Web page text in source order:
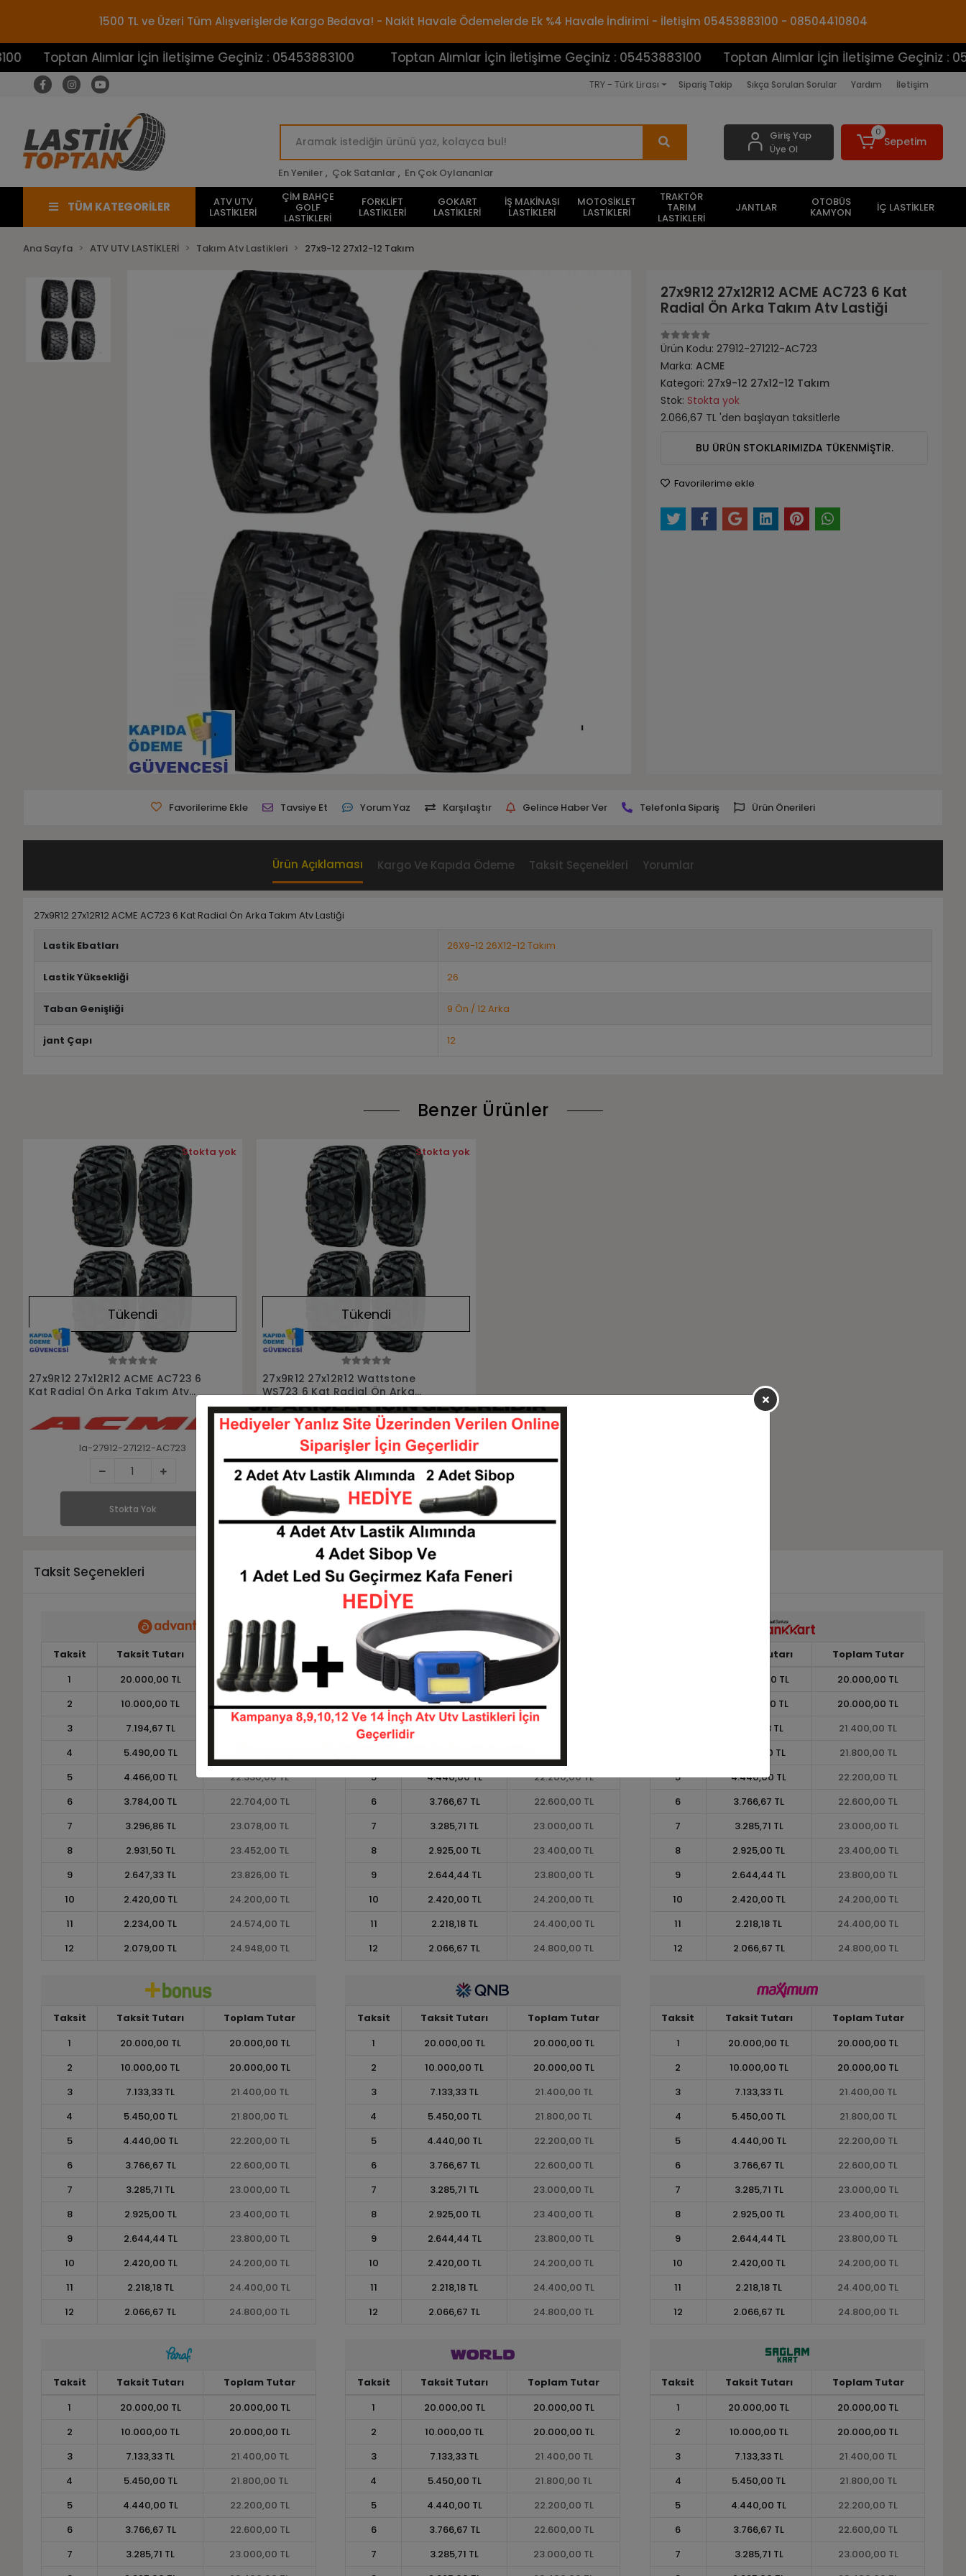
1500 TL ve Üzeri Tüm Alışverişlerde Kargo Bedava! - Nakit Havale Ödemelerde Ek %4 Havale İndirimi - İletişim 05453883100 - 08504410804
Toptan Alımlar İçin İletişime Geçiniz : 05453883100 Toptan Alımlar İçin İletişime Geçiniz : 05453883100 Toptan Alımlar İçin İletişime Geçiniz :
TRY - Türk Lirası Sipariş Takip Sıkça Sorulan Sorular Yardım İletişim
En Yeniler , Çok Satanlar , En Çok Oylananlar
Giriş Yap
Üye Ol
0
Sepetim
TÜM KATEGORİLER ATV UTV
LASTİKLERİ
ÇİM BAHÇE
GOLF
LASTİKLERİ
FORKLİFT
LASTİKLERİ
GOKART
LASTİKLERİ
İŞ MAKİNASI
LASTİKLERİ
MOTOSİKLET
LASTİKLERİ
TRAKTÖR
TARIM
LASTİKLERİ
JANTLAR OTOBÜS
KAMYON İÇ LASTİKLER
Ana Sayfa ATV UTV LASTİKLERİ Takım Atv Lastikleri 27x9-12 27x12-12 Takım
27x9R12 27x12R12 ACME AC723 6 Kat
Radial Ön Arka Takım Atv Lastiği
Ürün Kodu:27912-271212-AC723
Marka:ACME
Kategori: 27x9-12 27x12-12 Takım
Stok: Stokta yok
2.066,67 TL 'den başlayan taksitlerle
BU ÜRÜN STOKLARIMIZDA TÜKENMİŞTİR.
Favorilerime ekle
Favorilerime Ekle Tavsiye Et Yorum Yaz Karşılaştır Gelince Haber Ver Telefonla Sipariş Ürün Önerileri
Ürün Açıklaması Kargo Ve Kapıda Ödeme Taksit Seçenekleri Yorumlar
27x9R12 27x12R12 ACME AC723 6 Kat Radial Ön Arka Takım Atv Lastiği
Lastik Ebatları 26X9-12 26X12-12 Takım
Lastik Yüksekliği 26
Taban Genişliği 9 Ön / 12 Arka
jant Çapı 12
Benzer Ürünler
Stokta Yok
Tükendi
27x9R12 27x12R12 ACME AC723 6
Kat Radial Ön Arka Takım Atv
la-27912-271212-AC723
Stok:Stokta yok
Stokta Yok
Stokta Yok
Tükendi
27x9R12 27x12R12 Wattstone
WS723 6 Kat Radial Ön Arka
Takım Atv Lastiği
27912-271212-WS723
Stok:Stokta yok
Stokta Yok
Taksit Seçenekleri
Taksit Taksit Tutarı
Toplam Tutar
1
20.000,00 TL
20.000,00 TL
2
10.000,00 TL
20.000,00 TL
3
7.194,67 TL
21.584,00 TL
4
5.490,00 TL
5
4.466,00 TL
22.330,00 TL
6
3.784,00 TL
22.704,00 TL
7
3.296,86 TL
23.078,00 TL
8
2.931,50 TL
23.452,00 TL
9
2.647,33 TL
23.826,00 TL
10
2.420,00 TL
24.200,00 TL
11
2.234,00 TL
24.574,00 TL
12
2.079,00 TL 24.948,00 TL
Taksit Taksit Tutarı
Toplam Tutar
1
20.000,00 TL
20.000,00 TL
2
10.000,00 TL
20.000,00 TL
3
5
4.440,00 TL
22.200,00 TL
6
3.766,67 TL
22.600,00 TL
7
3.285,71 TL
23.000,00 TL
8
2.925,00 TL
23.400,00 TL
9
2.644,44 TL
23.800,00 TL
10
2.420,00 TL
24.200,00 TL
11
2.218,18 TL
24.400,00 TL
12
2.066,67 TL 24.800,00 TL
Taksit Tutarı
Toplam Tutar
20.000,00 TL
20.000,00 TL
10.000,00 TL
20.000,00 TL
7.133,33 TL
21.400,00 TL
5.450,00 TL
21.800,00 TL
5
4.440,00 TL
22.200,00 TL
6
3.766,67 TL
22.600,00 TL
7
3.285,71 TL
23.000,00 TL
8
2.925,00 TL
23.400,00 TL
9
2.644,44 TL
23.800,00 TL
10
2.420,00 TL
24.200,00 TL
11
2.218,18 TL
24.400,00 TL
12
2.066,67 TL 24.800,00 TL
Taksit Taksit Tutarı
Toplam Tutar
1
20.000,00 TL
20.000,00 TL
2
10.000,00 TL
20.000,00 TL
3
7.133,33 TL
21.400,00 TL
4
5.450,00 TL
21.800,00 TL
5
4.440,00 TL
22.200,00 TL
6
3.766,67 TL
22.600,00 TL
7
3.285,71 TL
23.000,00 TL
8
2.925,00 TL
23.400,00 TL
9
2.644,44 TL
23.800,00 TL
10
2.420,00 TL
24.200,00 TL
11
2.218,18 TL
24.400,00 TL
12
2.066,67 TL 24.800,00 TL
Taksit Taksit Tutarı
Toplam Tutar
1
20.000,00 TL
20.000,00 TL
2
10.000,00 TL
20.000,00 TL
3
7.133,33 TL
21.400,00 TL
4
5.450,00 TL
21.800,00 TL
5
4.440,00 TL
22.200,00 TL
6
3.766,67 TL
22.600,00 TL
7
3.285,71 TL
23.000,00 TL
8
2.925,00 TL
23.400,00 TL
9
2.644,44 TL
23.800,00 TL
10
2.420,00 TL
24.200,00 TL
11
2.218,18 TL
24.400,00 TL
12
2.066,67 TL 24.800,00 TL
Taksit Taksit Tutarı
Toplam Tutar
1
20.000,00 TL
20.000,00 TL
2
10.000,00 TL
20.000,00 TL
3
7.133,33 TL
21.400,00 TL
4
5.450,00 TL
21.800,00 TL
5
4.440,00 TL
22.200,00 TL
6
3.766,67 TL
22.600,00 TL
7
3.285,71 TL
23.000,00 TL
8
2.925,00 TL
23.400,00 TL
9
2.644,44 TL
23.800,00 TL
10
2.420,00 TL
24.200,00 TL
11
2.218,18 TL
24.400,00 TL
12
2.066,67 TL 24.800,00 TL
Taksit Taksit Tutarı
Toplam Tutar
1
20.000,00 TL
20.000,00 TL
2
10.000,00 TL
20.000,00 TL
3
7.133,33 TL
21.400,00 TL
4
5.450,00 TL
21.800,00 TL
5
4.440,00 TL
22.200,00 TL
6
3.766,67 TL
22.600,00 TL
7
3.285,71 TL
23.000,00 TL
Taksit Taksit Tutarı
Toplam Tutar
1
20.000,00 TL
20.000,00 TL
2
10.000,00 TL
20.000,00 TL
3
7.133,33 TL
21.400,00 TL
4
5.450,00 TL
21.800,00 TL
5
4.440,00 TL
22.200,00 TL
6
3.766,67 TL
22.600,00 TL
7
3.285,71 TL
23.000,00 TL
Taksit Taksit Tutarı
Toplam Tutar
1
20.000,00 TL
20.000,00 TL
2
10.000,00 TL
20.000,00 TL
3
7.133,33 TL
21.400,00 TL
4
5.450,00 TL
21.800,00 TL
5
4.440,00 TL
22.200,00 TL
6
3.766,67 TL
22.600,00 TL
7
3.285,71 TL
23.000,00 TL